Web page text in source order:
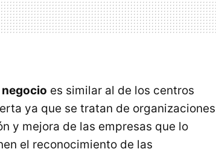
es similar al de los centros
ya que se tratan de organizaciones
y mejora de las empresas que lo
el reconocimiento de las